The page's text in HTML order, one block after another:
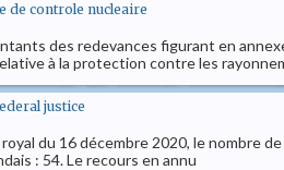
de controle nucleaire
des redevances figurant en
à la protection contre les
justice
du 16 décembre 2020, le nombre
: 54. Le recours en annu